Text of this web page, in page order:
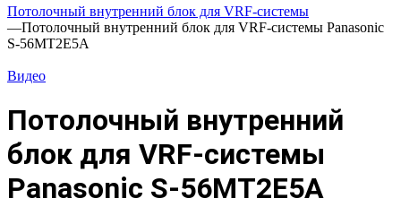
Потолочный внутренний блок для VRF-системы
—Потолочный внутренний блок для VRF-системы Panasonic
S-56MT2E5A
Видео
Потолочный внутренний
блок для VRF-системы
Panasonic S-56MT2E5A